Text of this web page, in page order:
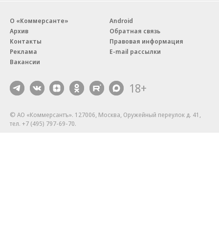
О «Коммерсанте»
Архив
Контакты
Реклама
Вакансии
Android
Обратная связь
Правовая информация
E-mail рассылки
18+
© АО «Коммерсантъ». 127006, Москва, Оружейный переулок д. 41,
тел. +7 (495) 797-69-70.